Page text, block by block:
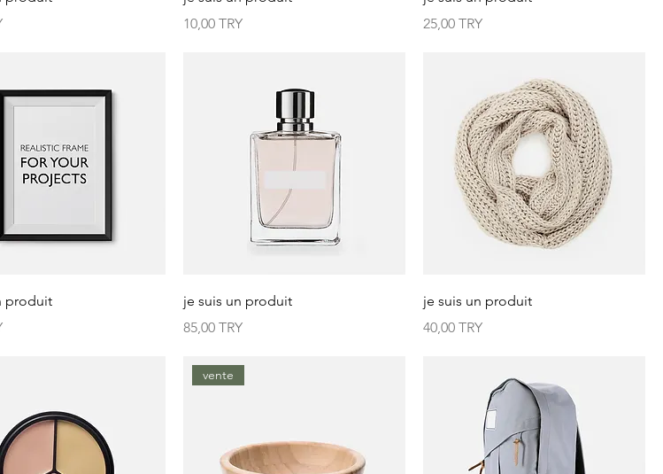
Prix
10,00 TRY
Prix
25,00 TRY
produit
je suis un produit
Prix
85,00 TRY
je suis un produit
Prix
40,00 TRY
vente